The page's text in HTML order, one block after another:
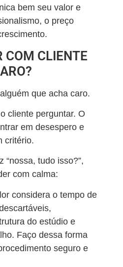
bem seu valor e
o preço
COM CLIENTE
que acha caro.
cliente perguntar. O
em desespero e
critério.
“nossa, tudo isso?”,
com calma:
considera o tempo de
do estúdio e
Faço dessa forma
seguro e